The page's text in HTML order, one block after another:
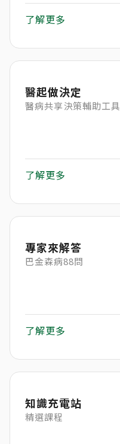
了解更多
醫起做決定
醫病共享決策輔助工具
了解更多
專家來解答
巴金森病88問
了解更多
知識充電站
精選課程